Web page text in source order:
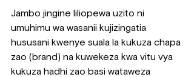
Jambo jingine liliopewa uzito ni
umuhimu wa wasanii kujizingatia
hususani kwenye suala la kukuza chapa
zao (brand) na kuwekeza kwa vitu vya
kukuza hadhi zao basi wataweza